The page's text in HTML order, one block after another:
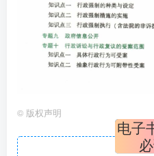
© 版权声明
电子